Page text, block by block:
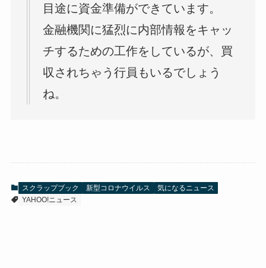
目途に資金準備ができています。
金融機関に猛烈に内部情報をキャッ
チするための工作をしているが、買
収されちゃう行員もいるでしょう
ね。
スクラップブック 新型コロナウイルス
気になるニュース
YAHOO!ニュース